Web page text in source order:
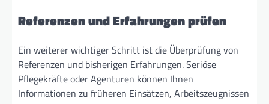
Referenzen und Erfahrungen prüfen
Ein weiterer wichtiger Schritt ist die Überprüfung von
Referenzen und bisherigen Erfahrungen. Seriöse
Pflegekräfte oder Agenturen können Ihnen
Informationen zu früheren Einsätzen, Arbeitszeugnissen